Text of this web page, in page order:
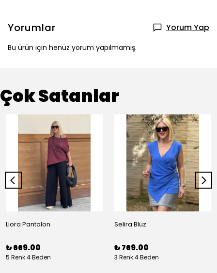
Yorumlar Yorum Yap
Bu ürün için henüz yorum yapılmamış.
Çok Satanlar
Liora Pantolon
₺ 669.00
5 Renk 4 Beden
Selira Bluz
₺ 769.00
3 Renk 4 Beden